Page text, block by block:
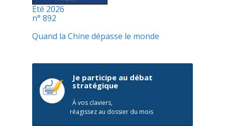
Été 2026
n° 892
Quand la Chine dépasse le monde
Je participe au débat
stratégique
À vos claviers,
réagissez au dossier du mois